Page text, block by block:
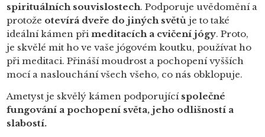
spirituálních souvislostech. Podporuje uvědomění a
protože otevírá dveře do jiných světů je to také
ideální kámen při meditacích a cvičení jógy. Proto,
je skvělé mit ho ve vaše jógovém koutku, používat ho
při meditaci. Přináší moudrost a pochopení vyšších
mocí a naslouchání všech všeho, co nás obklopuje.
Ametyst je skvělý kámen podporující společné
fungování a pochopení světa, jeho odlišností a
slabostí.